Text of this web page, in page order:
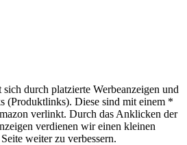
durch platzierte Werbeanzeigen und
(Produktlinks). Diese sind mit einem *
verlinkt. Durch das Anklicken der
verdienen wir einen kleinen
weiter zu verbessern.